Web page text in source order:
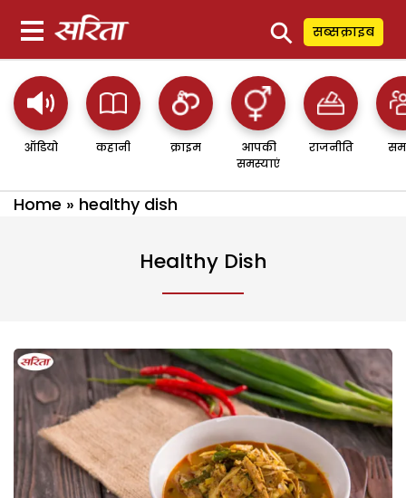
⚲ सब्सक्राइब
ऑडियो कहानी क्राइम
आपकी
समस्याएं
राजनीति
Home » healthy dish
Healthy Dish